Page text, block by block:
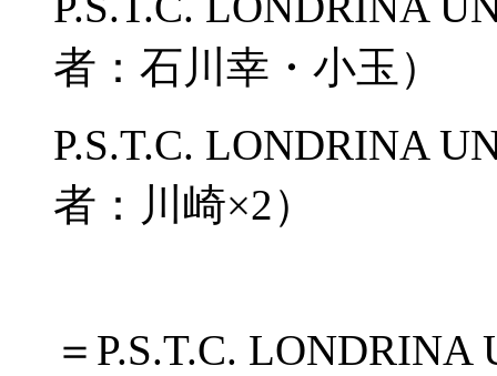
者：石川幸・小玉）
P.S.T.C. LONDRINA
者：川崎×2）
＝P.S.T.C. LONDRINA